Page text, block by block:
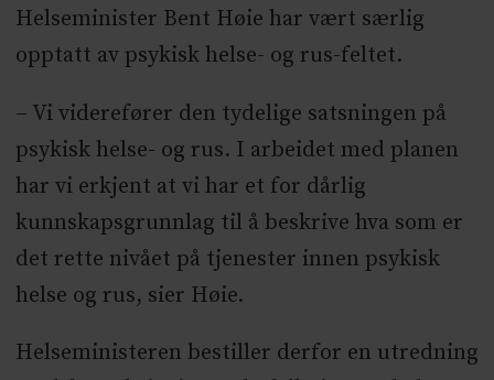
Helseminister Bent Høie har vært særlig
opptatt av psykisk helse- og rus-feltet.
– Vi viderefører den tydelige satsningen på
psykisk helse- og rus. I arbeidet med planen
har vi erkjent at vi har et for dårlig
kunnskapsgrunnlag til å beskrive hva som er
det rette nivået på tjenester innen psykisk
helse og rus, sier Høie.
Helseministeren bestiller derfor en utredning